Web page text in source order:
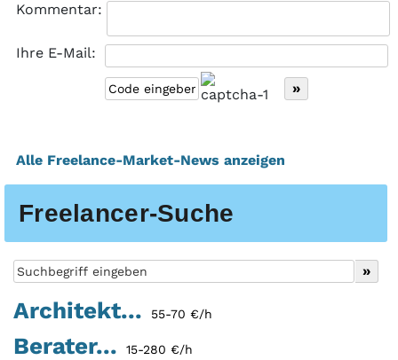
Freelancer-Suche
Architekt... 55-70 €/h
Berater... 15-280 €/h
Kommentar:
Ihre E-Mail:
Alle Freelance-Market-News anzeigen